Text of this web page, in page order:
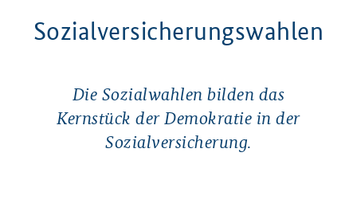
Sozialversicherungswahlen
Sozialversicherungswahlen
Die Sozialwahlen bilden das
Kernstück der Demokratie in der
Sozialversicherung.